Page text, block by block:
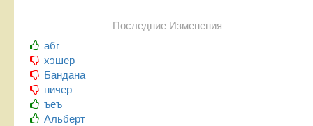
Последние Изменения
абг
хэшер
Бандана
ничер
ъеъ
Альберт